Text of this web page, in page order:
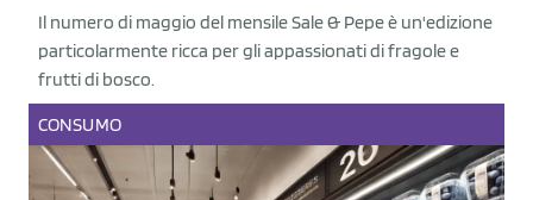
Il numero di maggio del mensile Sale & Pepe è un'edizione
particolarmente ricca per gli appassionati di fragole e
frutti di bosco.
CONSUMO